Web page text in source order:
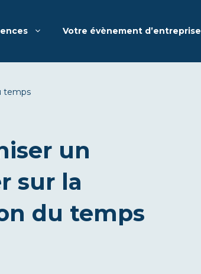
Votre évènement d’entreprise
temps
un
sur la
du temps